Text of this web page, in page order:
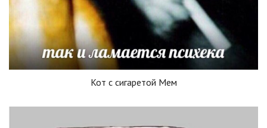
Кот с сигаретой Мем